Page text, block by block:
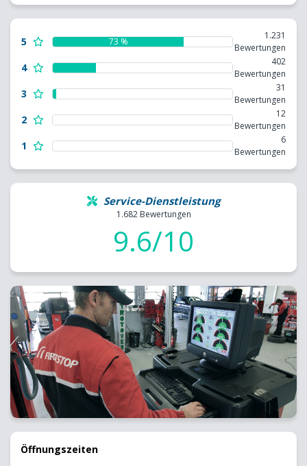
5 73 %
1.231
Bewertungen
4
402
Bewertungen
3
31
Bewertungen
2
12
Bewertungen
1
6
Bewertungen
Service-Dienstleistung
1.682 Bewertungen
9.6/10
Öffnungszeiten